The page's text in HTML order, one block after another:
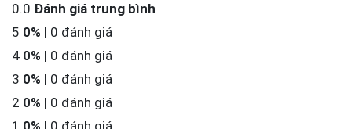
0.0 Đánh giá trung bình
5 0% | 0 đánh giá
4 0% | 0 đánh giá
3 0% | 0 đánh giá
2 0% | 0 đánh giá